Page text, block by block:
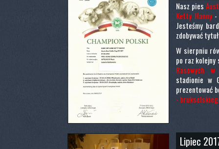
Nasz pies
Ketty Hanny
Jesteśmy
zdobywać
W sierpniu
po raz
Rasowych w
stadionie w
prezentować
-
Lipiec